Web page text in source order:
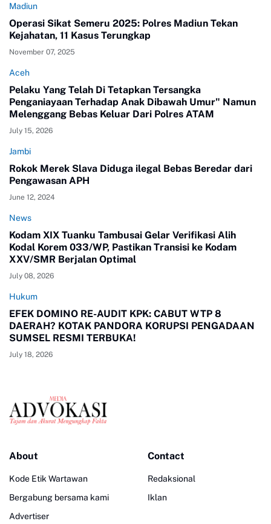
Madiun
Operasi Sikat Semeru 2025: Polres Madiun Tekan
Kejahatan, 11 Kasus Terungkap
November 07, 2025
Aceh
Pelaku Yang Telah Di Tetapkan Tersangka
Penganiayaan Terhadap Anak Dibawah Umur" Namun
Melenggang Bebas Keluar Dari Polres ATAM
July 15, 2026
Jambi
Rokok Merek Slava Diduga ilegal Bebas Beredar dari
Pengawasan APH
June 12, 2024
News
Kodam XIX Tuanku Tambusai Gelar Verifikasi Alih
Kodal Korem 033/WP, Pastikan Transisi ke Kodam
XXV/SMR Berjalan Optimal
July 08, 2026
Hukum
EFEK DOMINO RE-AUDIT KPK: CABUT WTP 8
DAERAH? KOTAK PANDORA KORUPSI PENGADAAN
SUMSEL RESMI TERBUKA!
July 18, 2026
About
Kode Etik Wartawan
Bergabung bersama kami
Advertiser
Contact
Redaksional
Iklan